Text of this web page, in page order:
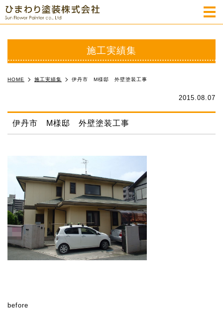
施工実績集
HOME 施工実績集 伊丹市 M様邸 外壁塗装工事
2015.08.07
伊丹市 M様邸 外壁塗装工事
before